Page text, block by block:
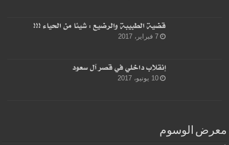
قضية الطبيبة والرضيع : شيئا من الحياء !!!
7 فبراير، 2017
إنقلاب داخلي في قصر آل سعود
10 يونيو، 2017
معرض الوسوم